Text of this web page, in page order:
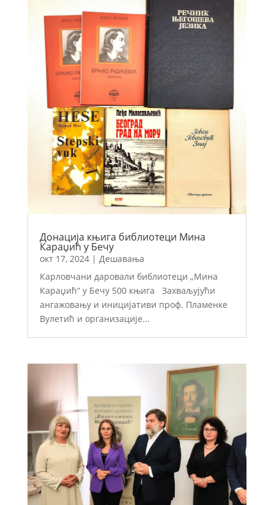
Донација књига библиотеци Мина
Караџић у Бечу
окт 17, 2024| Дешавања
Карловчани даровали библиотеци „Мина
Караџић“ у Бечу 500 књига Захваљујући
ангажовању и иницијативи проф. Пламенке
Вулетић и организације...